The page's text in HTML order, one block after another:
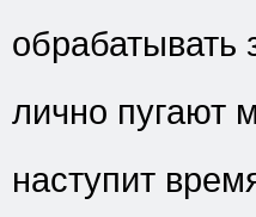
лично пугают
наступит